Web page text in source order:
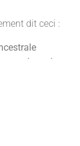
dit ceci :
moi,